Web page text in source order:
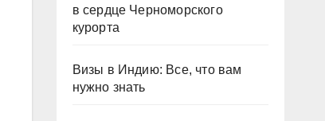
в сердце Черноморского
курорта
Визы в Индию: Все, что вам
нужно знать